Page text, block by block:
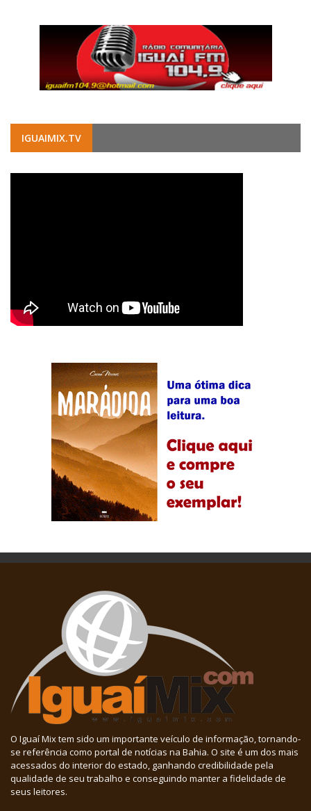
IGUAIMIX.TV
O Iguaí Mix tem sido um importante veículo de informação, tornando-
se referência como portal de notícias na Bahia. O site é um dos mais
acessados do interior do estado, ganhando credibilidade pela
qualidade de seu trabalho e conseguindo manter a fidelidade de
seus leitores.